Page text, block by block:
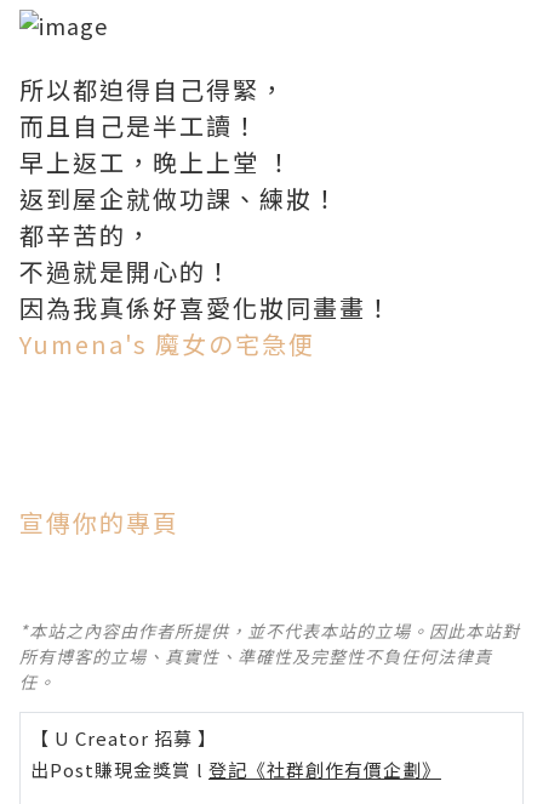
所以都迫得自己得緊，
而且自己是半工讀！
早上返工，晚上上堂 ！
返到屋企就做功課、練妝！
都辛苦的，
不過就是開心的！
因為我真係好喜愛化妝同畫畫！
Yumena's 魔女の宅急便
宣傳你的專頁
*本站之內容由作者所提供，並不代表本站的立場。因此本站對
所有博客的立場、真實性、準確性及完整性不負任何法律責
任。
【 U Creator 招募 】
出Post賺現金獎賞 l 登記《社群創作有價企劃》